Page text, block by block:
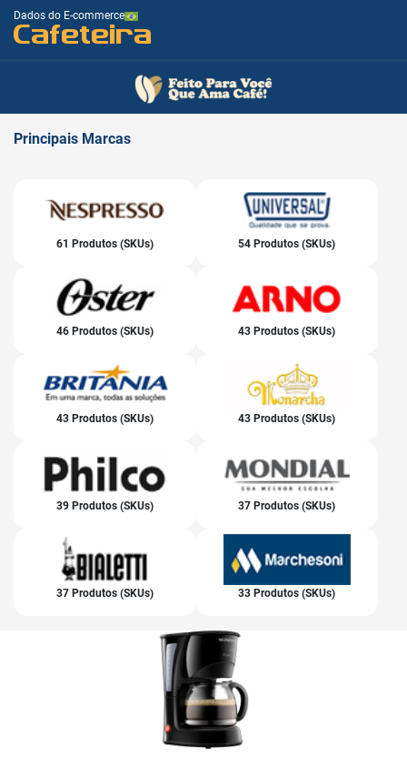
Dados do E-commerce
Cafeteira
Principais Marcas
61 Produtos (SKUs) 54 Produtos (SKUs)
46 Produtos (SKUs) 43 Produtos (SKUs)
43 Produtos (SKUs) 43 Produtos (SKUs)
39 Produtos (SKUs) 37 Produtos (SKUs)
37 Produtos (SKUs) 33 Produtos (SKUs)